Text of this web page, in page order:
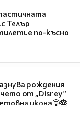
Телър
по-късно
рождения
от „Disney“
икона🤩🎂